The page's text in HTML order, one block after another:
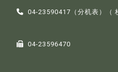
04-23590417（分机表 ）（
04-23596470